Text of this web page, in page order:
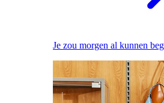
Je zou morgen al kunnen